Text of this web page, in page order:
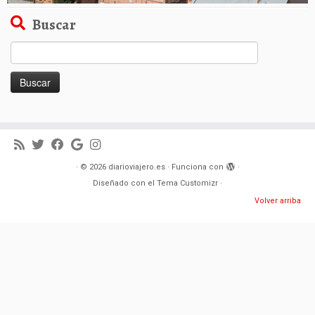
Buscar
· © 2026 diarioviajero.es· Funciona con
·
Diseñado con el Tema Customizr ·
Volver arriba